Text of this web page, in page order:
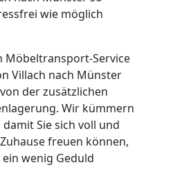
wie möglich
Möbeltransport-Service
Villach nach Münster
der zusätzlichen
Wir kümmern
Sie sich voll und
freuen können,
wenig Geduld